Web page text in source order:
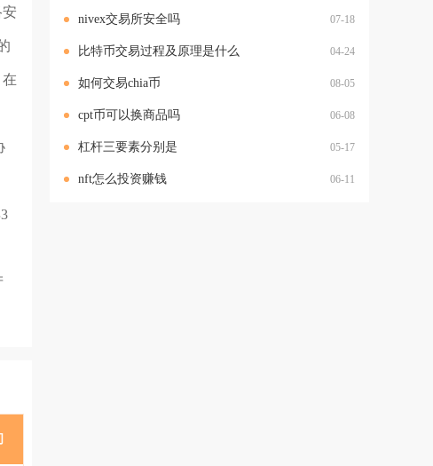
nivex交易所安全吗 07-18
比特币交易过程及原理是什么 04-24
如何交易chia币 08-05
cpt币可以换商品吗 06-08
杠杆三要素分别是 05-17
nft怎么投资赚钱 06-11